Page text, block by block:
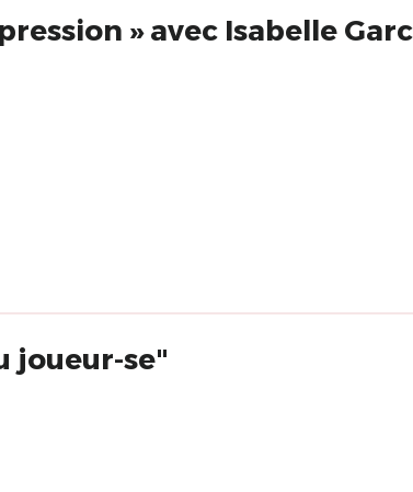
« De la sensation à l’expression » avec Isabelle
joueur-se"